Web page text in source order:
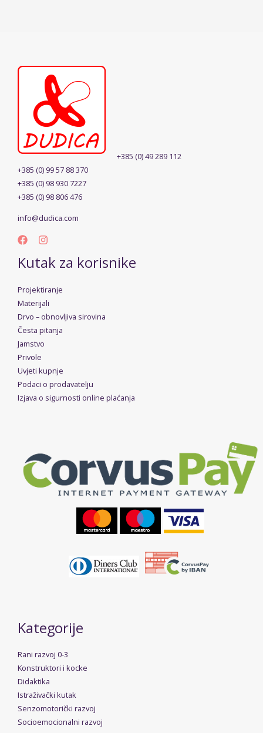
+385 (0) 49 289 112
+385 (0) 99 57 88 370
+385 (0) 98 930 7227
+385 (0) 98 806 476
info@dudica.com
Kutak za korisnike
Projektiranje
Materijali
Drvo – obnovljiva sirovina
Česta pitanja
Jamstvo
Privole
Uvjeti kupnje
Podaci o prodavatelju
Izjava o sigurnosti online plaćanja
Kategorije
Rani razvoj 0-3
Konstruktori i kocke
Didaktika
Istraživački kutak
Senzomotorički razvoj
Socioemocionalni razvoj